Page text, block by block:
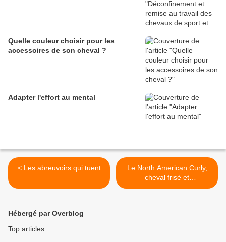
Quelle couleur choisir pour les
accessoires de son cheval ?
Adapter l'effort au mental
< Les abreuvoirs qui tuent
Le North American Curly,
cheval frisé et
hypoallergénique >
Hébergé par Overblog
Top articles